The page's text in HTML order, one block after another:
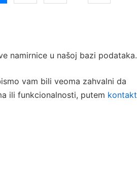
namirnice u našoj bazi podataka.
vam bili veoma zahvalni da
ili funkcionalnosti, putem kontakt